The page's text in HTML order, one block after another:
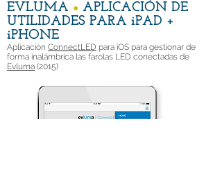
EVLUMA ● APLICACIÓN DE
UTILIDADES PARA iPAD +
iPHONE
Aplicación ConnectLED para iOS para gestionar de
forma inalámbrica las farolas LED conectadas de
Evluma (2015)